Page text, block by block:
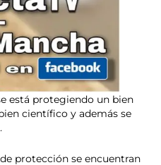
está protegiendo un bien
científico y además se
protección se encuentran